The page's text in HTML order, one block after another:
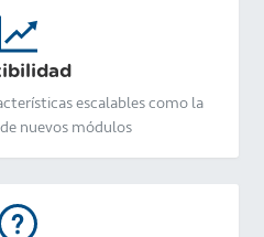
escalables como la
nuevos módulos